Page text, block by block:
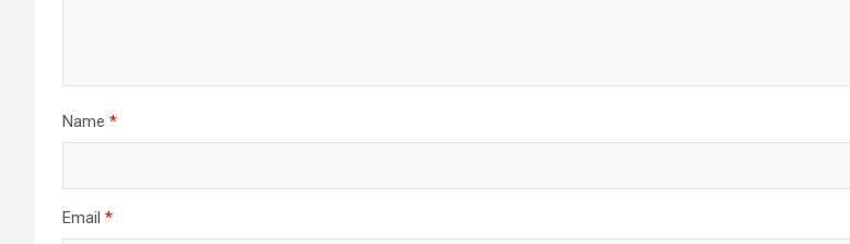
Name *
Email *